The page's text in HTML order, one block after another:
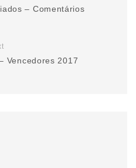
– Comentários
Vencedores 2017